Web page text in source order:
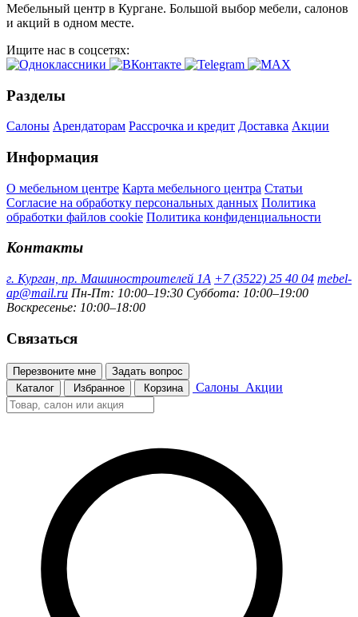
Мебельный центр в Кургане. Большой выбор мебели, салонов
и акций в одном месте.
Ищите нас в соцсетях:
Разделы
Салоны Арендаторам Рассрочка и кредит Доставка Акции
Информация
О мебельном центре Карта мебельного центра Статьи
Согласие на обработку персональных данных Политика
обработки файлов cookie Политика конфиденциальности
Контакты
г. Курган, пр. Машиностроителей 1А +7 (3522) 25 40 04 mebel-
ap@mail.ru Пн-Пт: 10:00–19:30 Суббота: 10:00–19:00
Воскресенье: 10:00–18:00
Связаться
Перезвоните мне
Задать вопрос
Каталог
Избранное Корзина Салоны Акции